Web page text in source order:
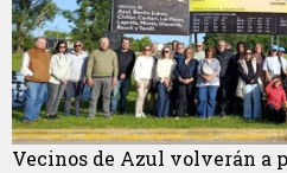
Vecinos de Azul volverán a